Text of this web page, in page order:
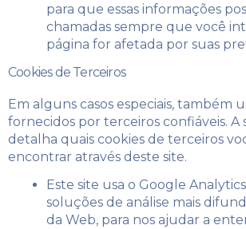
para que essas informações
chamadas sempre que você
página for afetada por suas
Cookies de Terceiros
Em alguns casos especiais, também
fornecidos por terceiros confiáveis. A
detalha quais cookies de terceiros
encontrar através deste site.
Este site usa o Google
soluções de análise mais
​​da Web, para nos ajudar a